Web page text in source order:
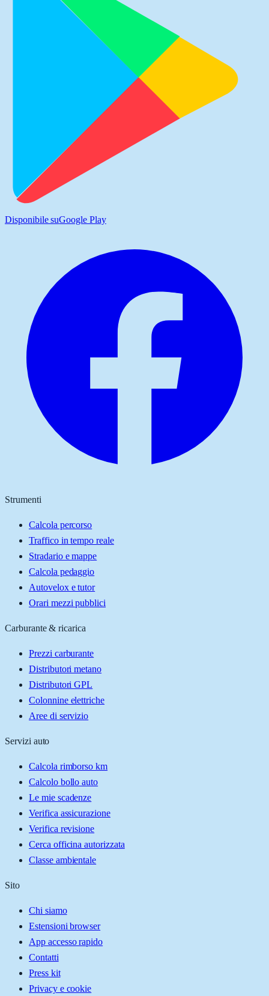
Disponibile suGoogle Play
Strumenti
Calcola percorso
Traffico in tempo reale
Stradario e mappe
Calcola pedaggio
Autovelox e tutor
Orari mezzi pubblici
Carburante & ricarica
Prezzi carburante
Distributori metano
Distributori GPL
Colonnine elettriche
Aree di servizio
Servizi auto
Calcola rimborso km
Calcolo bollo auto
Le mie scadenze
Verifica assicurazione
Verifica revisione
Cerca officina autorizzata
Classe ambientale
Sito
Chi siamo
Estensioni browser
App accesso rapido
Contatti
Press kit
Privacy e cookie